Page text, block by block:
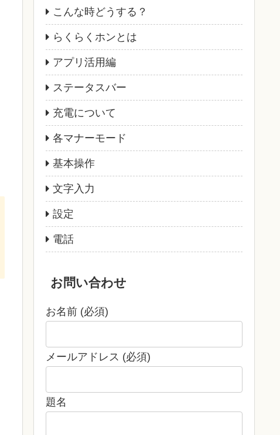
こんな時どうする？
らくらくホンとは
アプリ活用編
ステータスバー
充電について
各マナーモード
基本操作
文字入力
設定
電話
お問い合わせ
お名前 (必須)
メールアドレス (必須)
題名